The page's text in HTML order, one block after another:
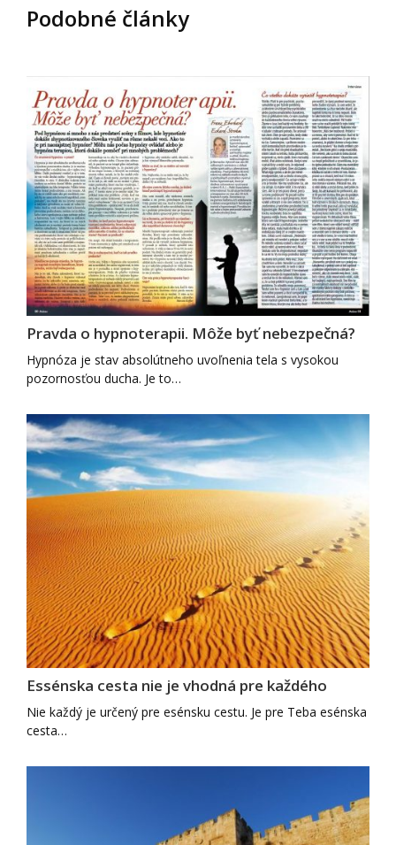
Podobné články
Pravda o hypnoterapii. Môže byť nebezpečná?
Hypnóza je stav absolútneho uvoľnenia tela s vysokou
pozornosťou ducha. Je to…
Essénska cesta nie je vhodná pre každého
Nie každý je určený pre esénsku cestu. Je pre Teba esénska
cesta…